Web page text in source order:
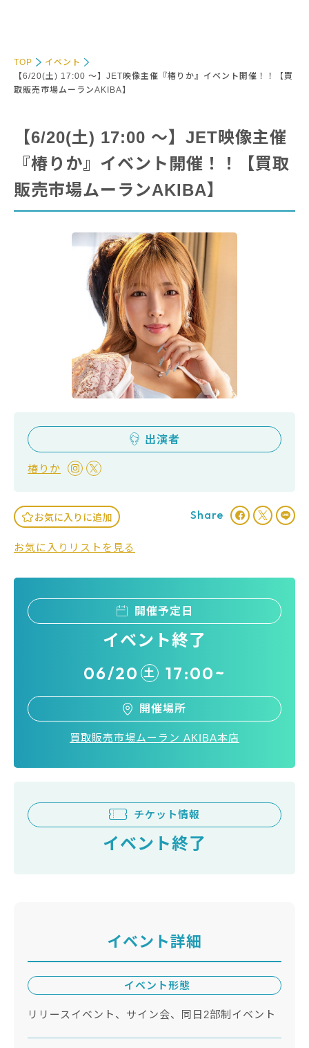
TOP
イベント
【6/20(土) 17:00 〜】JET映像主催『椿りか』イベント開催！！【買
取販売市場ムーランAKIBA】
【6/20(土) 17:00 〜】JET映像主催
『椿りか』イベント開催！！【買取
販売市場ムーランAKIBA】
出演者
椿りか
お気に入りに追加
お気に入りリストを見る
Share
開催予定日
イベント終了
06/20 土 17:00~
開催場所
買取販売市場ムーラン AKIBA本店
チケット情報
イベント終了
イベント詳細
イベント形態
リリースイベント、サイン会、同日2部制イベント